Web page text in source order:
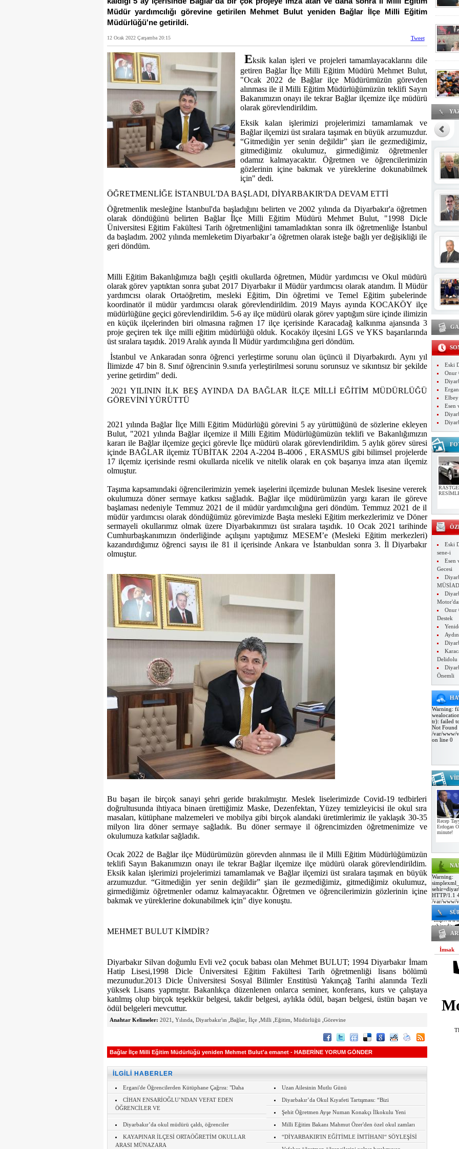
Müdür yardımcılığı görevine getirilen Mehmet Bulut yeniden Bağlar İlçe Milli Eğitim
Müdürlüğü'ne getirildi.
12 Ocak 2022 Çarşamba 20:15 Tweet
Eksik kalan işleri ve projeleri tamamlayacaklarını dile
getiren Bağlar İlçe Milli Eğitim Müdürü Mehmet Bulut,
"Ocak 2022 de Bağlar ilçe Müdürümüzün görevden
alınması ile il Milli Eğitim Müdürlüğümüzün teklifi Sayın
Bakanımızın onayı ile tekrar Bağlar ilçemize ilçe müdürü
olarak görevlendirildim.
Eksik kalan işlerimizi projelerimizi tamamlamak ve
Bağlar ilçemizi üst sıralara taşımak en büyük arzumuzdur.
“Gitmediğin yer senin değildir” şiarı ile gezmediğimiz,
gitmediğimiz okulumuz, girmediğimiz öğretmenler
odamız kalmayacaktır. Öğretmen ve öğrencilerimizin
gözlerinin içine bakmak ve yüreklerine dokunabilmek
için" dedi.
ÖĞRETMENLİĞE İSTANBUL'DA BAŞLADI, DİYARBAKIR'DA DEVAM ETTİ
Öğretmenlik mesleğine İstanbul'da başladığını belirten ve 2002 yılında da Diyarbakır'a öğretmen
olarak döndüğünü belirten Bağlar İlçe Milli Eğitim Müdürü Mehmet Bulut, "1998 Dicle
Üniversitesi Eğitim Fakültesi Tarih öğretmenliğini tamamladıktan sonra ilk öğretmenliğe İstanbul
da başladım. 2002 yılında memleketim Diyarbakır’a öğretmen olarak isteğe bağlı yer değişikliği ile
geri döndüm.
Milli Eğitim Bakanlığımıza bağlı çeşitli okullarda öğretmen, Müdür yardımcısı ve Okul müdürü
olarak görev yaptıktan sonra şubat 2017 Diyarbakır il Müdür yardımcısı olarak atandım. İl Müdür
yardımcısı olarak Ortaöğretim, mesleki Eğitim, Din öğretimi ve Temel Eğitim şubelerinde
koordinatör il müdür yardımcısı olarak görevlendirildim. 2019 Mayıs ayında KOCAKÖY ilçe
müdürlüğüne geçici görevlendirildim. 5-6 ay ilçe müdürü olarak görev yaptığım süre içinde ilimizin
en küçük ilçelerinden biri olmasına rağmen 17 ilçe içerisinde Karacadağ kalkınma ajansında 3
proje geçiren tek ilçe milli eğitim müdürlüğü olduk. Kocaköy ilçesini LGS ve YKS başarılarında
üst sıralara taşıdık. 2019 Aralık ayında İl Müdür yardımcılığına geri döndüm.
İstanbul ve Ankaradan sonra öğrenci yerleştirme sorunu olan üçüncü il Diyarbakırdı. Aynı yıl
İlimizde 47 bin 8. Sınıf öğrencinin 9.sınıfa yerleştirilmesi sorunu sorunsuz ve sıkıntısız bir şekilde
yerine getirdim" dedi.
2021 YILININ İLK BEŞ AYINDA DA BAĞLAR İLÇE MİLLİ EĞİTİM MÜDÜRLÜĞÜ
GÖREVİNİ YÜRÜTTÜ
2021 yılında Bağlar İlçe Milli Eğitim Müdürlüğü görevini 5 ay yürüttüğünü de sözlerine ekleyen
Bulut, "2021 yılında Bağlar ilçemize il Milli Eğitim Müdürlüğümüzün teklifi ve Bakanlığımızın
kararı ile Bağlar ilçemize geçici görevle İlçe müdürü olarak görevlendirildim. 5 aylık görev süresi
içinde BAĞLAR ilçemiz TÜBİTAK 2204 A-2204 B-4006 , ERASMUS gibi bilimsel projelerde
17 ilçemiz içerisinde resmi okullarda nicelik ve nitelik olarak en çok başarıya imza atan ilçemiz
olmuştur.
Taşıma kapsamındaki öğrencilerimizin yemek iaşelerini ilçemizde bulunan Meslek lisesine vererek
okulumuza döner sermaye katkısı sağladık. Bağlar ilçe müdürümüzün yargı kararı ile göreve
başlaması nedeniyle Temmuz 2021 de il müdür yardımcılığına geri döndüm. Temmuz 2021 de il
müdür yardımcısı olarak döndüğümüz görevimizde Başta mesleki Eğitim merkezlerimiz ve Döner
sermayeli okullarımız olmak üzere Diyarbakırımızı üst sıralara taşıdık. 10 Ocak 2021 tarihinde
Cumhurbaşkanımızın önderliğinde açılışını yaptığımız MESEM’e (Mesleki Eğitim merkezleri)
kazandırdığımız öğrenci sayısı ile 81 il içerisinde Ankara ve İstanbuldan sonra 3. İl Diyarbakır
olmuştur.
Bu başarı ile birçok sanayi şehri geride bırakılmıştır. Meslek liselerimizde Covid-19 tedbirleri
doğrultusunda ihtiyaca binaen ürettiğimiz Maske, Dezenfektan, Yüzey temizleyicisi ile okul sıra
masaları, kütüphane malzemeleri ve mobilya gibi birçok alandaki üretimlerimiz ile yaklaşık 30-35
milyon lira döner sermaye sağladık. Bu döner sermaye il öğrencimizden öğretmenimize ve
okulumuza katkılar sağladık.
Ocak 2022 de Bağlar ilçe Müdürümüzün görevden alınması ile il Milli Eğitim Müdürlüğümüzün
teklifi Sayın Bakanımızın onayı ile tekrar Bağlar ilçemize ilçe müdürü olarak görevlendirildim.
Eksik kalan işlerimizi projelerimizi tamamlamak ve Bağlar ilçemizi üst sıralara taşımak en büyük
arzumuzdur. “Gitmediğin yer senin değildir” şiarı ile gezmediğimiz, gitmediğimiz okulumuz,
girmediğimiz öğretmenler odamız kalmayacaktır. Öğretmen ve öğrencilerimizin gözlerinin içine
bakmak ve yüreklerine dokunabilmek için" diye konuştu.
MEHMET BULUT KİMDİR?
Diyarbakır Silvan doğumlu Evli ve2 çocuk babası olan Mehmet BULUT; 1994 Diyarbakır İmam
Hatip Lisesi,1998 Dicle Üniversitesi Eğitim Fakültesi Tarih öğretmenliği lisans bölümü
mezunudur.2013 Dicle Üniversitesi Sosyal Bilimler Enstitüsü Yakınçağ Tarihi alanında Tezli
yüksek Lisans yapmıştır. Bakanlıkça düzenlenen onlarca seminer, konferans, kurs ve çalıştaya
katılmış olup birçok teşekkür belgesi, takdir belgesi, aylıkla ödül, başarı belgesi, üstün başarı ve
ödül belgeleri mevcuttur.
Anahtar Kelimeler: 2021 Yılında Diyarbakır'ın Bağlar, İlçe Milli Eğitim Müdürlüğü Görevine
Bağlar İlçe Milli Eğitim Müdürlüğü yeniden Mehmet Bulut'a emanet - HABERİNE YORUM GÖNDER
İLGİLİ HABERLER
Ergani'de Öğrencilerden Kütüphane Çağrısı: "Daha
Uzan Ailesinin Mutlu Günü
CİHAN ENSARİOĞLU’NDAN VEFAT EDEN
ÖĞRENCİLER VE
Diyarbakır’da Okul Kıyafeti Tartışması: “Bizi
Şehit Öğretmen Ayşe Numan Konakçı İlkokulu Yeni
Diyarbakır’da okul müdürü çaldı, öğrenciler
Milli Eğitim Bakanı Mahmut Özer'den özel okul zamları
KAYAPINAR İLÇESİ ORTAÖĞRETİM OKULLAR
ARASI MÜNAZARA
“DİYARBAKIR'IN EĞİTİMLE İMTİHANI“ SÖYLEŞİSİ
Eğitim
Eski
Onur
Esen
Eski
sene-i
Esen
Gecesi
MÜSİAD
Onur
Destek
Delidolu
Önemli
Warning:
tr): failed
Not Found
/var/www/
on line 0
Recep
Erdogan
minute!
Warning:
HTTP/1.1
/var/www/
on line 19
to load
"http://
/var/
on line 19
İmsak